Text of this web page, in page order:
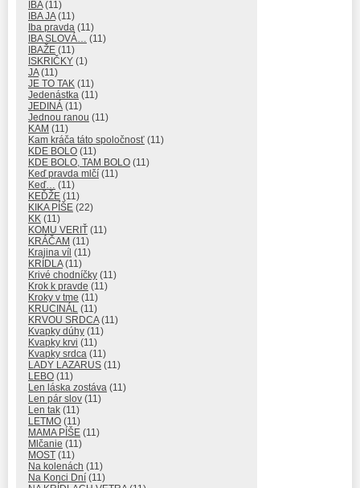
IBA(11)
IBA JA(11)
Iba pravda (11)
IBA SLOVÁ… (11)
IBAŽE (11)
ISKRIČKY (1)
JA(11)
JE TO TAK (11)
Jedenástka (11)
JEDINÁ (11)
Jednou ranou (11)
KAM (11)
Kam kráča táto spoločnosť (11)
KDE BOLO (11)
KDE BOLO, TAM BOLO (11)
Keď pravda mlčí (11)
Keď… (11)
KEĎŽE (11)
KIKA PÍŠE (22)
KK (11)
KOMU VERIŤ (11)
KRÁČAM (11)
Krajina víl (11)
KRÍDLA(11)
Krivé chodníčky (11)
Krok k pravde (11)
Kroky v tme (11)
KRUCINÁL (11)
KRVOU SRDCA(11)
Kvapky dúhy (11)
Kvapky krvi (11)
Kvapky srdca (11)
LADY LAZARUS (11)
LEBO (11)
Len láska zostáva (11)
Len pár slov (11)
Len tak (11)
LETMO (11)
MAMA PÍŠE (11)
Mlčanie (11)
MOST (11)
Na kolenách (11)
Na Konci Dní (11)